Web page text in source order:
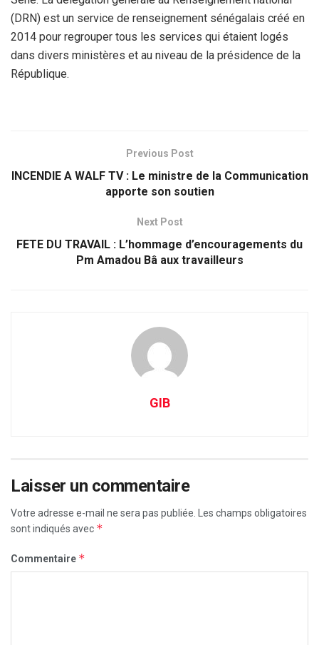
(DRN) est un service de renseignement sénégalais créé en
2014 pour regrouper tous les services qui étaient logés
dans divers ministères et au niveau de la présidence de la
République.
Previous Post
INCENDIE A WALF TV : Le ministre de la Communication
apporte son soutien
Next Post
FETE DU TRAVAIL : L’hommage d’encouragements du
Pm Amadou Bâ aux travailleurs
GIB
Laisser un commentaire
Votre adresse e-mail ne sera pas publiée. Les champs obligatoires
sont indiqués avec *
Commentaire *